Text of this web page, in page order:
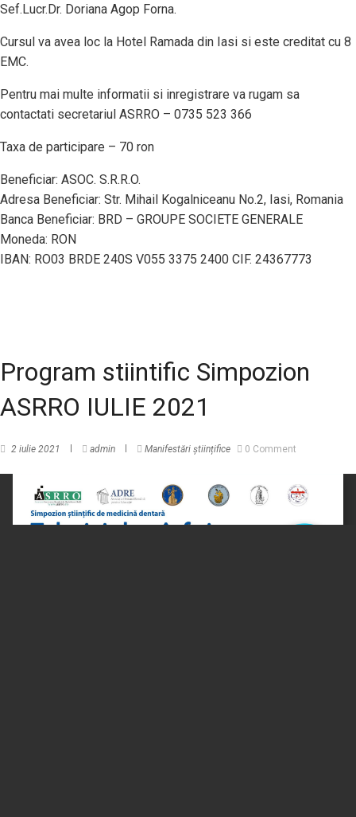
Sef.Lucr.Dr. Doriana Agop Forna.
Cursul va avea loc la Hotel Ramada din Iasi si este creditat cu 8
EMC.
Pentru mai multe informatii si inregistrare va rugam sa
contactati secretariul ASRRO – 0735 523 366
Taxa de participare – 70 ron
Beneficiar: ASOC. S.R.R.O.
Adresa Beneficiar: Str. Mihail Kogalniceanu No.2, Iasi, Romania
Banca Beneficiar: BRD – GROUPE SOCIETE GENERALE
Moneda: RON
IBAN: RO03 BRDE 240S V055 3375 2400 CIF. 24367773
Program stiintific Simpozion
ASRRO IULIE 2021
2 iulie 2021 admin Manifestări științifice 0 Comment